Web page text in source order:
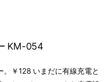
KM-054
￥128 いまだに有線充電と